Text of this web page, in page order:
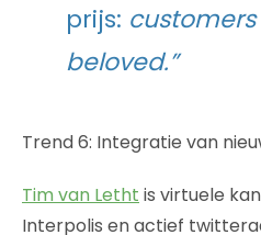
prijs:
beloved.”
Trend 6: Integratie van
Tim van Letht is virtuele
Interpolis en actief